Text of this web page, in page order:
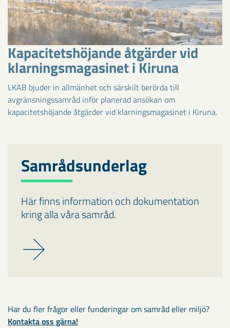
Kapacitetshöjande åtgärder vid
klarningsmagasinet i Kiruna
LKAB bjuder in allmänhet och särskilt berörda till
avgränsningssamråd inför planerad ansökan om
kapacitetshöjande åtgärder vid klarningsmagasinet i Kiruna.
Samrådsunderlag
Här finns information och dokumentation
kring alla våra samråd.
Har du fler frågor eller funderingar om samråd eller miljö?
Kontakta oss gärna!